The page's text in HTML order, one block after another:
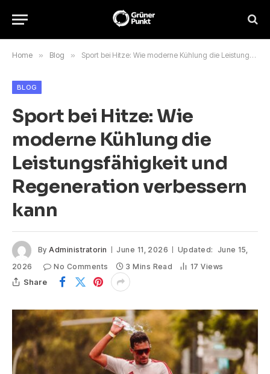
Home » Blog » Sport bei Hitze: Wie moderne Kühlung die Leistungsfähigkeit und Regeneration verbessern kann
BLOG
Sport bei Hitze: Wie
moderne Kühlung die
Leistungsfähigkeit und
Regeneration verbessern
kann
By Administratorin June 11, 2026 Updated:
June 15,
2026
No Comments 3 Mins Read 17Views
Share